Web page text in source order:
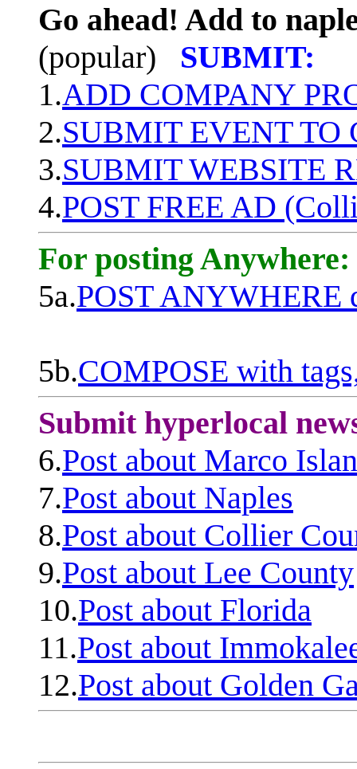
Go ahead! Add to
(popular)
SUBMIT:
1.ADD COMPANY
2.SUBMIT EVENT TO
3.SUBMIT WEBSITE
4.POST FREE AD
For posting Anywhere:
5a.POST ANYWHERE
5b.COMPOSE with
Submit hyperlocal
6.Post about Marco
7.Post about Naples
8.Post about Collier
9.Post about Lee County
10.Post about Florida
11.Post about
12.Post about Golden